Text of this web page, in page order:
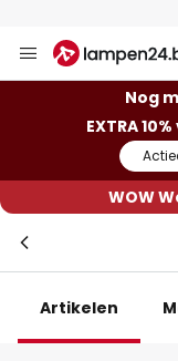
naar
Nog
EXTRA
WOW
Artikelen